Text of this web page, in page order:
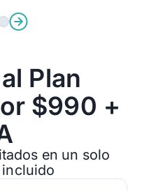
Plan
$990 +
en un solo